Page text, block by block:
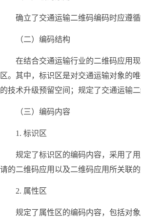
确立了交通运输二维码编码时应遵
（二）编码结构
在结合交通运输行业的二维码应用
区。其中，标识区是对交通运输对象的
的技术升级预留空间；规定了交通运输
（三）编码内容
1. 标识区
规定了标识区的编码内容，采用了
请的二维码应用以及二维码应用所关联
2. 属性区
规定了属性区的编码内容，包括对